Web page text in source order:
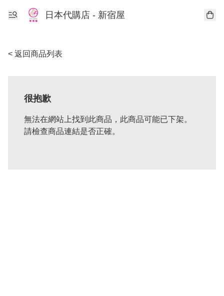
日本代購店 - 新宿屋
< 返回商品列表
很抱歉
無法在網站上找到此商品，此商品可能已下架。
請檢查商品連結是否正確。